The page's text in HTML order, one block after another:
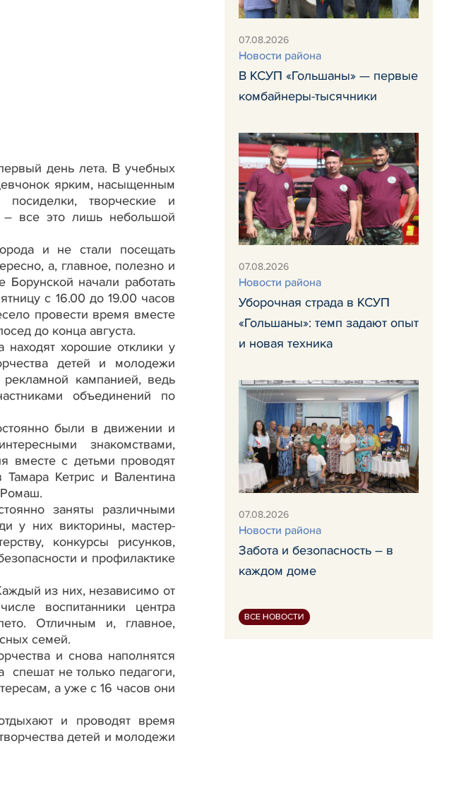
день лета. В учебных
ярким, насыщенным
творческие и
– все это лишь небольшой
и не стали посещать
а, главное, полезно и
начали работать
с 16.00 до 19.00 часов
провести время вместе
до конца августа.
хорошие отклики у
детей и молодежи
кампанией, ведь
объединений по
были в движении и
знакомствами,
вместе с детьми проводят
Кетрис и Валентина
заняты различными
у них викторины, мастер-
конкурсы рисунков,
и профилактике
из них, независимо от
воспитанники центра
Отличным и, главное,
семей.
и снова наполнятся
спешат не только педагоги,
а уже с 16 часов они
и проводят время
детей и молодежи
07.08.2026
Новости района
В КСУП «Гольшаны» — первые
комбайнеры-тысячники
07.08.2026
Новости района
Уборочная страда в КСУП
«Гольшаны»: темп задают опыт
и новая техника
07.08.2026
Новости района
Забота и безопасность – в
каждом доме
ВСЕ НОВОСТИ